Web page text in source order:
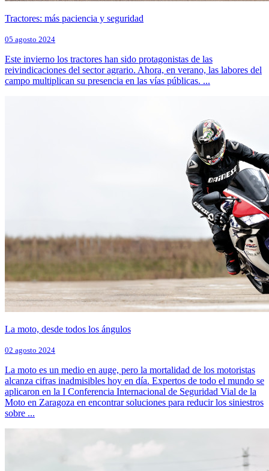
Tractores: más paciencia y seguridad
05 agosto 2024
Este invierno los tractores han sido protagonistas de las
reivindicaciones del sector agrario. Ahora, en verano, las labores del
campo multiplican su presencia en las vías públicas. ...
La moto, desde todos los ángulos
02 agosto 2024
La moto es un medio en auge, pero la mortalidad de los motoristas
alcanza cifras inadmisibles hoy en día. Expertos de todo el mundo se
aplicaron en la I Conferencia Internacional de Seguridad Vial de la
Moto en Zaragoza en encontrar soluciones para reducir los siniestros
sobre ...